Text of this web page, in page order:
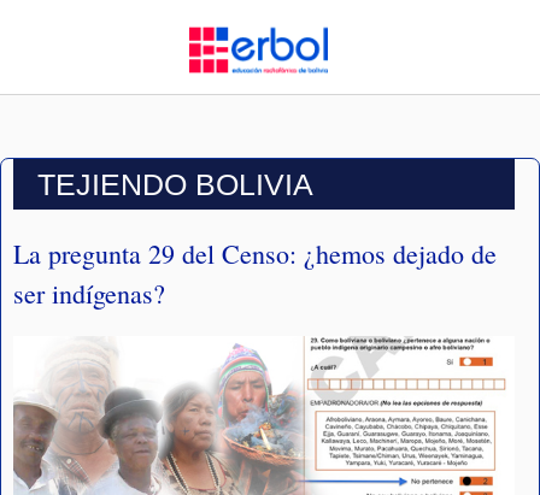
TEJIENDO BOLIVIA
La pregunta 29 del Censo: ¿hemos dejado de
ser indígenas?